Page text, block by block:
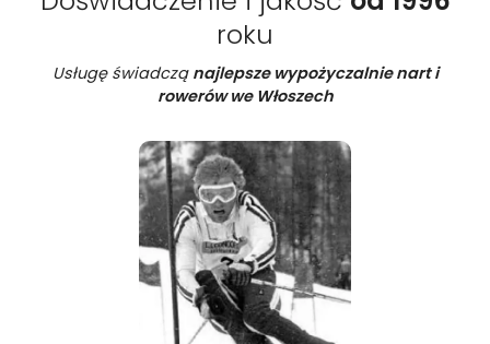
roku
Usługę świadczą najlepsze wypożyczalnie nart i
rowerów we Włoszech